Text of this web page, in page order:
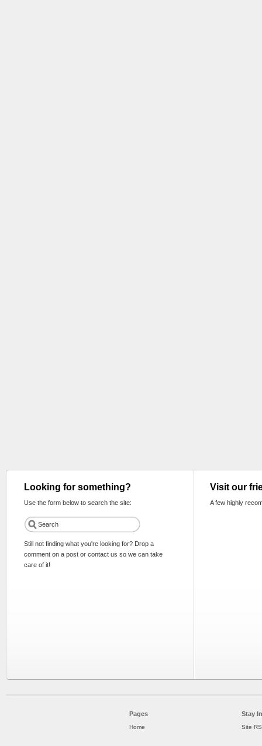
Looking for something?
Use the form below to search the site:
Still not finding what you're looking for? Drop a
comment on a post or contact us so we can take
care of it!
Visit our
A few highly
Pages
Home
Stay
Site